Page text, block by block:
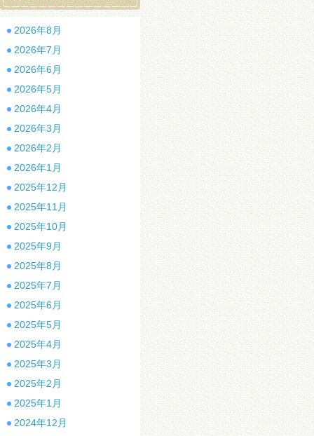
2026年8月
2026年7月
2026年6月
2026年5月
2026年4月
2026年3月
2026年2月
2026年1月
2025年12月
2025年11月
2025年10月
2025年9月
2025年8月
2025年7月
2025年6月
2025年5月
2025年4月
2025年3月
2025年2月
2025年1月
2024年12月